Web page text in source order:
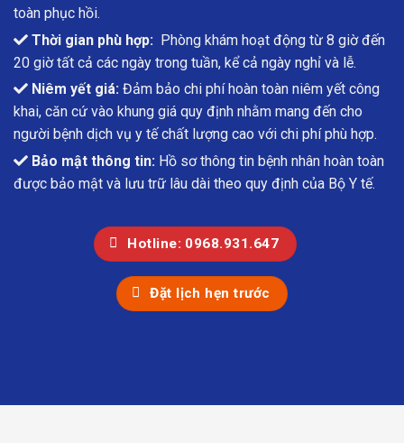
toàn phục hồi.
Thời gian phù hợp: Phòng khám hoạt động từ 8 giờ đến
20 giờ tất cả các ngày trong tuần, kể cả ngày nghỉ và lễ.
Niêm yết giá: Đảm bảo chi phí hoàn toàn niêm yết công
khai, căn cứ vào khung giá quy định nhằm mang đến cho
người bệnh dịch vụ y tế chất lượng cao với chi phí phù hợp.
Bảo mật thông tin: Hồ sơ thông tin bệnh nhân hoàn toàn
được bảo mật và lưu trữ lâu dài theo quy định của Bộ Y tế.
Hotline: 0968.931.647
Đặt lịch hẹn trước